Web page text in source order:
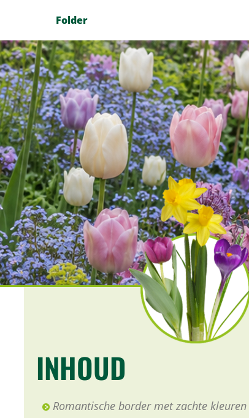
Folder
INHOUD
Romantische border met zachte kleuren